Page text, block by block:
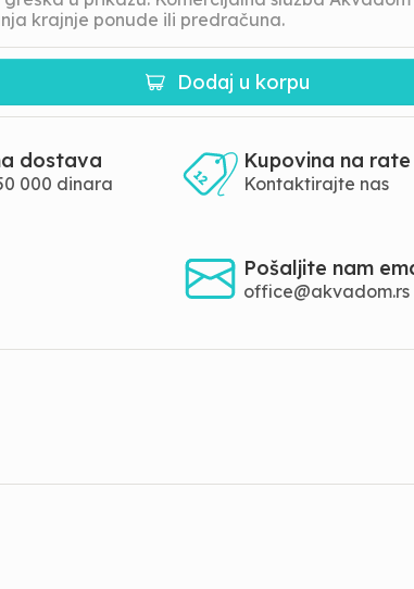
krajnje ponude ili predračuna.
Dodaj u korpu
dostava
000 dinara
Kupovina na rate
Kontaktirajte nas
Pošaljite nam
office@akvadom.rs